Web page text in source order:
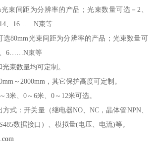
束间距为分辨率的产品；光束数量可选－2、
14、16……N束等
选80mm光束间距为分辨率的产品；光束数量可
、6……N束等
束数量均可定制。
～2000mm，其它保护高度可定制。
3米、0～6米、0～12米可选。
式：开关量（继电器NO、NC，晶体管NPN、
数据接口）、模拟量(电压、电流)等。